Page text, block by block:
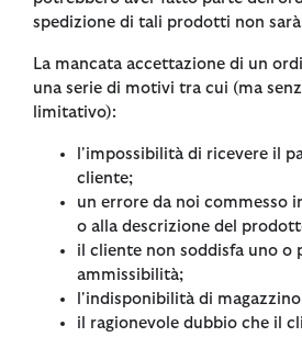
spedizione di tali prodotti non
La mancata accettazione di un
una serie di motivi tra cui (ma
limitativo):
l'impossibilità di ricevere il
cliente;
un errore da noi commesso
o alla descrizione del
il cliente non soddisfa uno o
ammissibilità;
l'indisponibilità di
il ragionevole dubbio che il